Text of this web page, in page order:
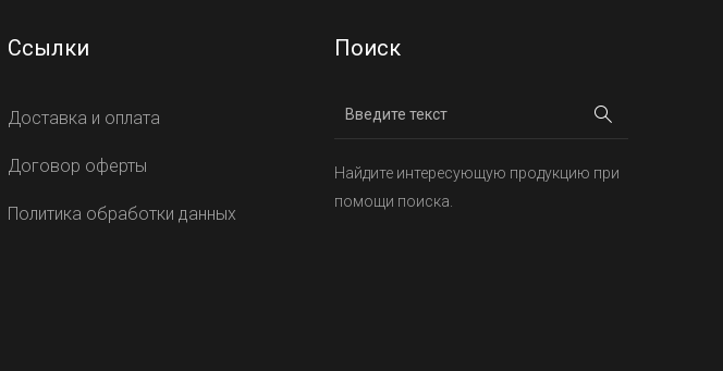
Ссылки
Доставка и оплата
Договор оферты
Политика обработки данных
Поиск
Найдите интересующую продукцию при
помощи поиска.